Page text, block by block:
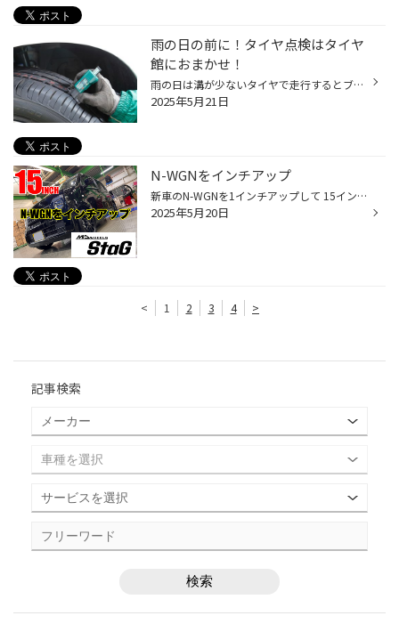
雨の日の前に！タイヤ点検はタイヤ
館におまかせ！
雨の日は溝が少ないタイヤで走行するとブレーキの効きが悪く、大変危険です。 安心して走行するために、しっかり「タイヤ点検」をして備えましょう！ タイヤの残り溝をしっかりチェックしよう！ タイヤの溝は雨で濡れた路面の水をしっかり掻き出す能力があります。 溝が少なくなってしまうと、溝が...
2025年5月21日
N-WGNをインチアップ
新車のN-WGNを1インチアップして 15インチのタイヤホイールセットで交換です 装着タイヤホイールはこちら MIDホイール シュナイダーSTAG 15x4.5 42 4-100 ストロングガンメタ タイヤはエコピアNH200C サイズは165/55R15 ブラックボディにガンメタのホイールで スポーティな仕上がりになりました ご...
2025年5月20日
< 1 2 3 4 >
記事検索